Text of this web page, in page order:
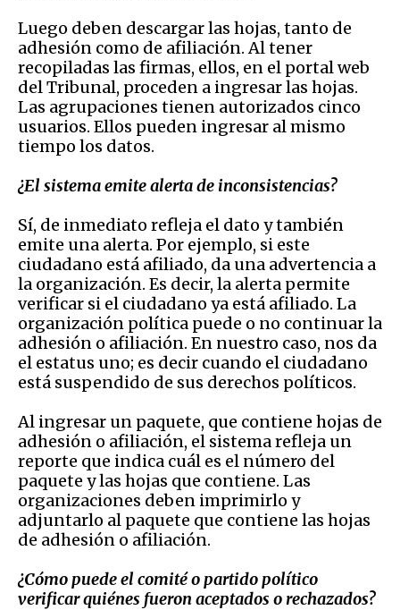
Luego deben descargar las hojas, tanto de
adhesión como de afiliación. Al tener
recopiladas las firmas, ellos, en el portal web
del Tribunal, proceden a ingresar las hojas.
Las agrupaciones tienen autorizados cinco
usuarios. Ellos pueden ingresar al mismo
tiempo los datos.
¿El sistema emite alertade inconsistencias?
Sí, de inmediato refleja el dato y también
emite una alerta. Por ejemplo, si este
ciudadano está afiliado, da una advertencia a
la organización. Es decir, la alerta permite
verificar si el ciudadano ya está afiliado. La
organización política puede o no continuar la
adhesión o afiliación. En nuestro caso, nos da
el estatus uno; es decir cuando el ciudadano
está suspendido de sus derechos políticos.
Al ingresar un paquete, que contiene hojas de
adhesión o afiliación, el sistema refleja un
reporte que indica cuál es el número del
paquete y las hojas que contiene. Las
organizaciones deben imprimirlo y
adjuntarlo al paquete que contiene las hojas
de adhesión o afiliación.
¿Cómo puede el comité o partido político
verificar quiénes fueron aceptados o rechazados?